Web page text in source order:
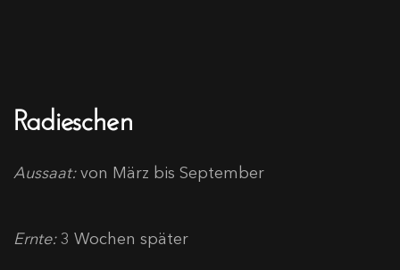
Radieschen
Aussaat:von März bis September
Ernte:3 Wochen später